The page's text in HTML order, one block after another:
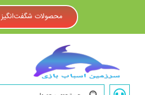
محصولات شگفت‌انگیز